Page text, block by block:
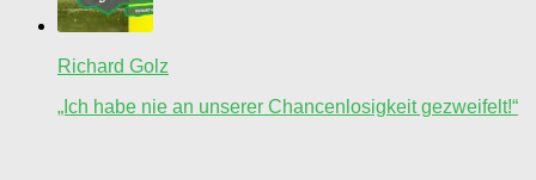
Richard Golz
„Ich habe nie an unserer Chancenlosigkeit gezweifelt!“